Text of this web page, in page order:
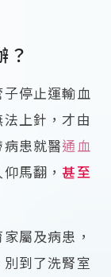
？
停止運輸血
上針，才由
患就醫通血
仰馬翻，甚至
屬及病患，
到了洗腎室